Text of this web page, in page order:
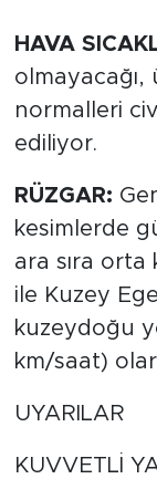
HAVA
olmayacağı,
normalleri
ediliyor.
RÜZGAR:
kesimlerde
ara sıra orta
ile Kuzey
kuzeydoğu
km/saat)
UYARILAR
KUVVETLİ